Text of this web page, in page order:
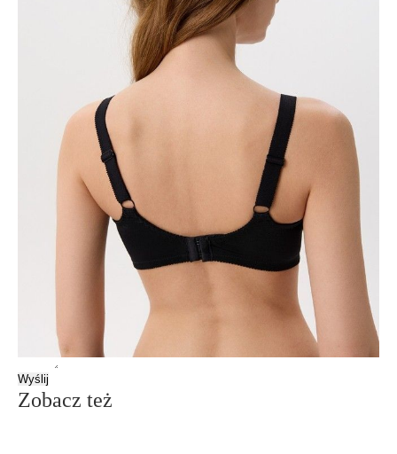
Wysoki poziom komfortu zapewniają funkcjonalne materiały i
wyrafinowane wzornictwo.
- miseczka z nieelastycznej tkaniny żakardowej, laminowanej bawełną;
- dekoracja - "mereżka".
1009010300360012
poliamid 44%; poliester 30%; bawełna 15%; elastan 11%
Udostępnij produkt
Podmiot odpowiedzialny
EuroTrade Tex Sp z o.o.
Św. Teresy 91
91-341, Łódź, Polska
+48 500-503-636
info@conteshop.pl
Ten produkt nie ma pytań Możesz zadać pytanie, klikając przycisk
Wyślij
Zobacz też